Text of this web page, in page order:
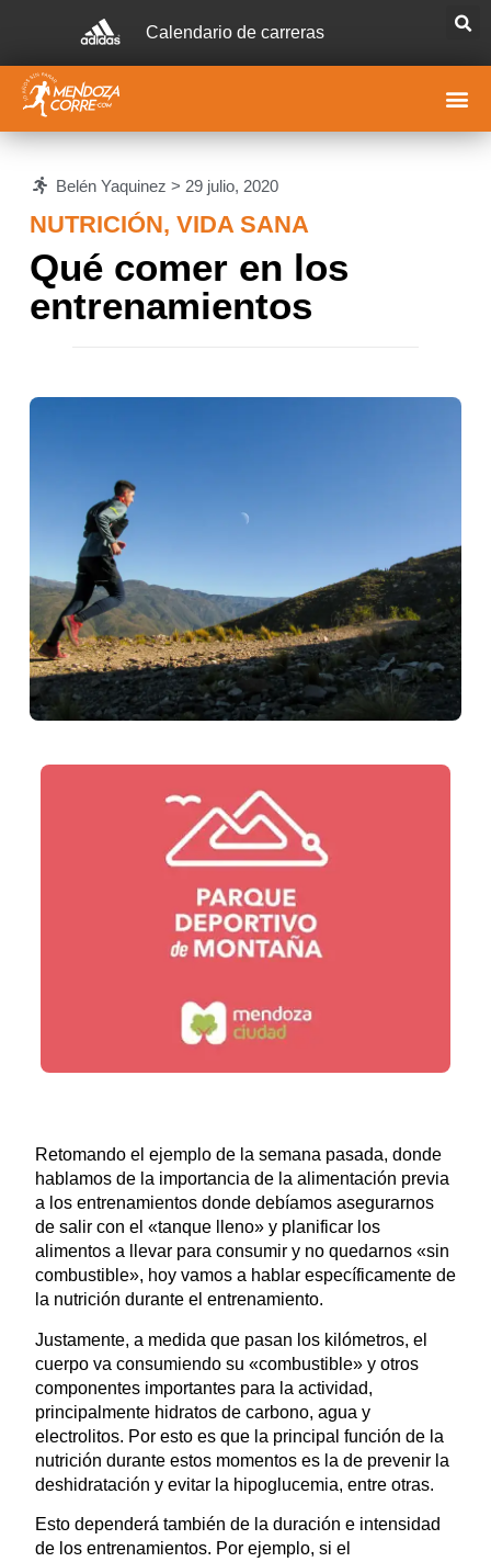
Calendario de carreras
Belén Yaquinez > 29 julio, 2020
NUTRICIÓN, VIDA SANA
Qué comer en los
entrenamientos
Retomando el ejemplo de la semana pasada, donde
hablamos de la importancia de la alimentación previa
a los entrenamientos donde debíamos asegurarnos
de salir con el «tanque lleno» y planificar los
alimentos a llevar para consumir y no quedarnos «sin
combustible», hoy vamos a hablar específicamente de
la nutrición durante el entrenamiento.
Justamente, a medida que pasan los kilómetros, el
cuerpo va consumiendo su «combustible» y otros
componentes importantes para la actividad,
principalmente hidratos de carbono, agua y
electrolitos. Por esto es que la principal función de la
nutrición durante estos momentos es la de prevenir la
deshidratación y evitar la hipoglucemia, entre otras.
Esto dependerá también de la duración e intensidad
de los entrenamientos. Por ejemplo, si el